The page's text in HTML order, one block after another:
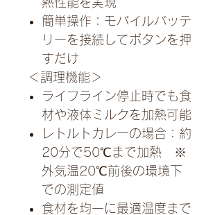
簡単操作：モバイルバッテ
リーを接続してボタンを押
すだけ
＜調理機能＞
ライフライン停止時でも食
材や液体ミルクを加熱可能
レトルトカレーの場合：約
20分で50℃まで加熱 ※
外気温20℃前後の環境下
での測定値
食材を均一に最適温度まで